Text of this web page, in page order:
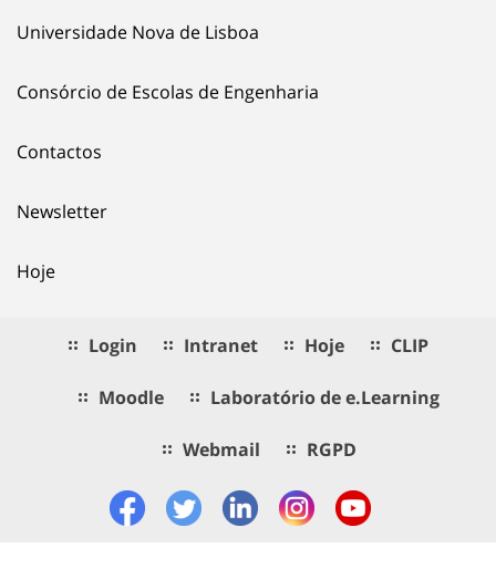
Universidade Nova de Lisboa
Consórcio de Escolas de Engenharia
Contactos
Newsletter
Hoje
Login Intranet Hoje CLIP
Moodle Laboratório de e.Learning
Webmail RGPD